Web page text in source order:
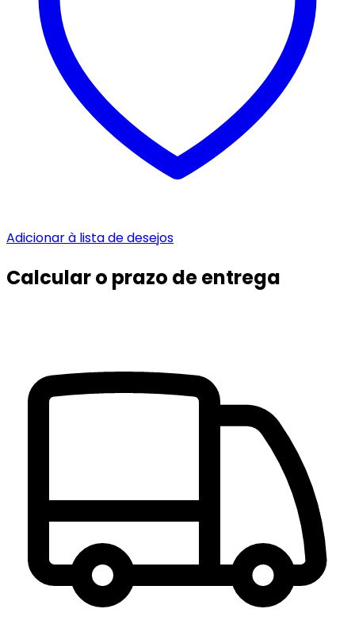
Adicionar à lista de desejos
Calcular o prazo de entrega